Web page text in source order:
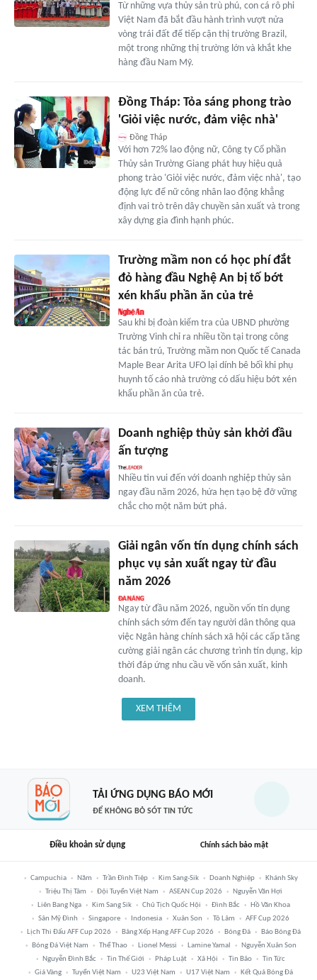
Từ những vựa thủy sản trù phú, con cá rô phi
Việt Nam đã bắt đầu hành trình vượt nửa
vòng trái đất để tiếp cận thị trường Brazil,
một trong những thị trường lớn và khắt khe
hàng đầu Nam Mỹ.
Đồng Tháp: Tỏa sáng phong trào
'Giỏi việc nước, đảm việc nhà'
Đồng Tháp
Với hơn 72% lao động nữ, Công ty Cổ phần
Thủy sản Trường Giang phát huy hiệu quả
phong trào 'Giỏi việc nước, đảm việc nhà', tạo
động lực để nữ công nhân lao động khẳng
định vai trò trên dây chuyền sản xuất và trong
xây dựng gia đình hạnh phúc.
Trường mầm non có học phí đắt
đỏ hàng đầu Nghệ An bị tố bớt
xén khẩu phần ăn của trẻ
Sau khi bị đoàn kiểm tra của UBND phường
Trường Vinh chỉ ra nhiều tồn tại trong công
tác bán trú, Trường mầm non Quốc tế Canada
Maple Bear Arita UFO lại dính bê bối khi phụ
huynh tố cáo nhà trường có dấu hiệu bớt xén
khẩu phần ăn của trẻ.
Doanh nghiệp thủy sản khởi đầu
ấn tượng
Nhiều tin vui đến với doanh nghiệp thủy sản
ngay đầu năm 2026, hứa hẹn tạo bệ đỡ vững
chắc cho một năm bứt phá.
Giải ngân vốn tín dụng chính sách
phục vụ sản xuất ngay từ đầu
năm 2026
Ngay từ đầu năm 2026, nguồn vốn tín dụng
chính sách sớm đến tay người dân thông qua
việc Ngân hàng chính sách xã hội các cấp tăng
cường giải ngân các chương trình tín dụng, kịp
thời đáp ứng nhu cầu về vốn sản xuất, kinh
doanh.
XEM THÊM
TẢI ỨNG DỤNG BÁO MỚI
ĐỂ KHÔNG BỎ SÓT TIN TỨC
Điều khoản sử dụng Chính sách bảo mật
Campuchia Năm Trần Đình Tiệp Kim Sang-Sik Doanh Nghiệp
Khánh Sky
Triệu Thị Tâm
Đội Tuyển Việt Nam ASEAN Cup 2026
Nguyễn Văn Hợi
Liên Bang Nga
Kim Sang Sik Chủ Tịch Quốc Hội Đình Bắc
Hồ Văn Khoa
Sân Mỹ Đình
Singapore Indonesia Xuân Son Tô Lâm
AFF Cup 2026
Lịch Thi Đấu AFF Cup 2026
Bảng Xếp Hạng AFF Cup 2026 Bóng Đá
Báo Bóng Đá
Bóng Đá Việt Nam
Thể Thao Lionel Messi Lamine Yamal
Nguyễn Xuân Son
Nguyễn Đình Bắc
Tin Thế Giới Pháp Luật Xã Hội Tin Bão
Tin Tức
Giá Vàng
Tuyển Việt Nam U23 Việt Nam U17 Việt Nam Kết Quả Bóng Đá